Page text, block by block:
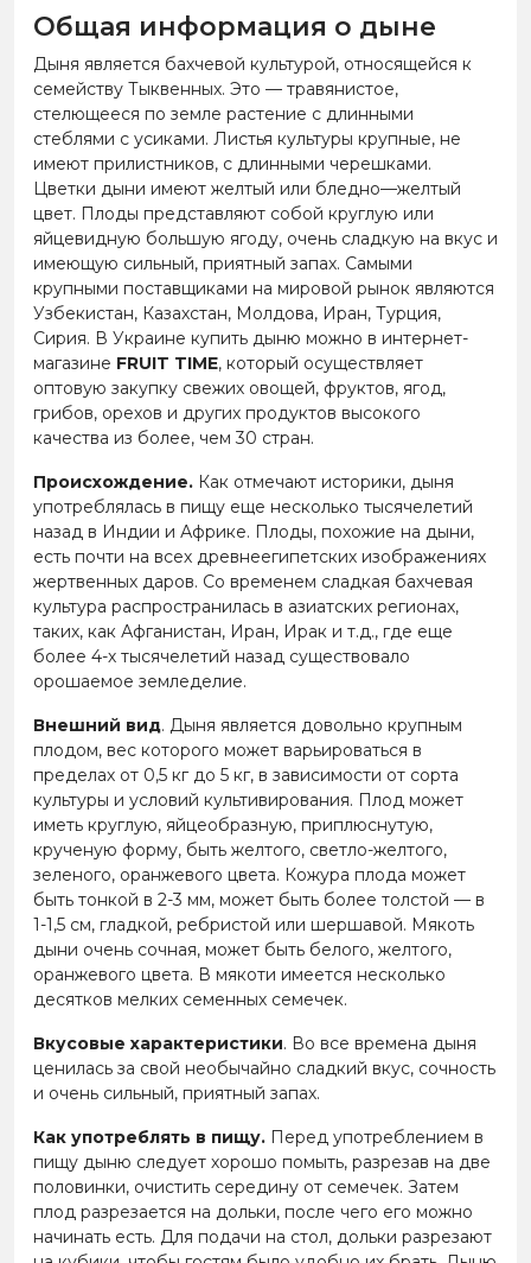
Общая информация о дыне
Дыня является бахчевой культурой, относящейся к
семейству Тыквенных. Это — травянистое,
стелющееся по земле растение с длинными
стеблями с усиками. Листья культуры крупные, не
имеют прилистников, с длинными черешками.
Цветки дыни имеют желтый или бледно—желтый
цвет. Плоды представляют собой круглую или
яйцевидную большую ягоду, очень сладкую на вкус и
имеющую сильный, приятный запах. Самыми
крупными поставщиками на мировой рынок являются
Узбекистан, Казахстан, Молдова, Иран, Турция,
Сирия. В Украине купить дыню можно в интернет-
магазине FRUIT TIME, который осуществляет
оптовую закупку свежих овощей, фруктов, ягод,
грибов, орехов и других продуктов высокого
качества из более, чем 30 стран.
Происхождение. Как отмечают историки, дыня
употреблялась в пищу еще несколько тысячелетий
назад в Индии и Африке. Плоды, похожие на дыни,
есть почти на всех древнеегипетских изображениях
жертвенных даров. Со временем сладкая бахчевая
культура распространилась в азиатских регионах,
таких, как Афганистан, Иран, Ирак и т.д., где еще
более 4-х тысячелетий назад существовало
орошаемое земледелие.
Внешний вид. Дыня является довольно крупным
плодом, вес которого может варьироваться в
пределах от 0,5 кг до 5 кг, в зависимости от сорта
культуры и условий культивирования. Плод может
иметь круглую, яйцеобразную, приплюснутую,
крученую форму, быть желтого, светло-желтого,
зеленого, оранжевого цвета. Кожура плода может
быть тонкой в 2-3 мм, может быть более толстой — в
1-1,5 см, гладкой, ребристой или шершавой. Мякоть
дыни очень сочная, может быть белого, желтого,
оранжевого цвета. В мякоти имеется несколько
десятков мелких семенных семечек.
Вкусовые характеристики. Во все времена дыня
ценилась за свой необычайно сладкий вкус, сочность
и очень сильный, приятный запах.
Как употреблять в пищу. Перед употреблением в
пищу дыню следует хорошо помыть, разрезав на две
половинки, очистить середину от семечек. Затем
плод разрезается на дольки, после чего его можно
начинать есть. Для подачи на стол, дольки разрезают